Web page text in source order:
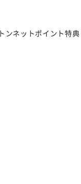
ンネットポイント特